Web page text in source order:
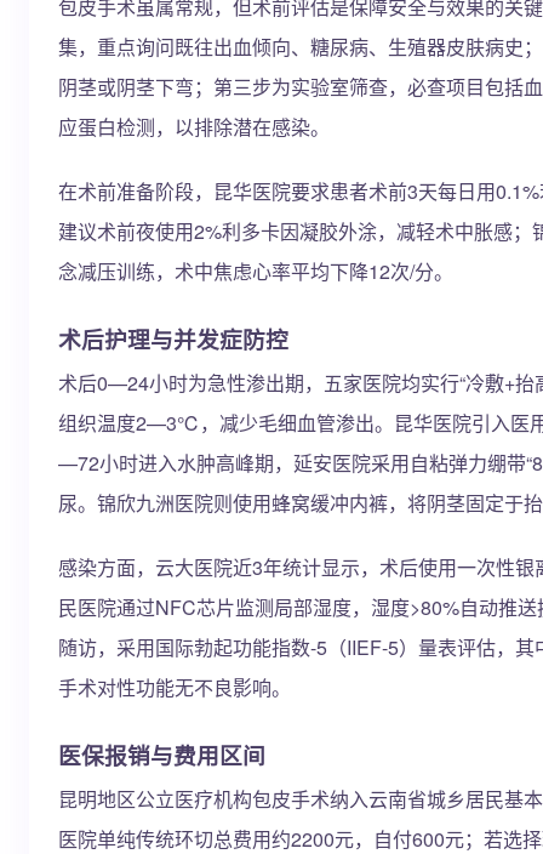
包皮手术虽属常规，但术前评估是保障安全与效果的关
集，重点询问既往出血倾向、糖尿病、生殖器皮肤病史
阴茎或阴茎下弯；第三步为实验室筛查，必查项目包括
应蛋白检测，以排除潜在感染。
在术前准备阶段，昆华医院要求患者术前3天每日用
建议术前夜使用2%利多卡因凝胶外涂，减轻术中胀感
念减压训练，术中焦虑心率平均下降12次/分。
术后护理与并发症防控
术后0—24小时为急性渗出期，五家医院均实行“冷敷+
组织温度2—3℃，减少毛细血管渗出。昆华医院引入医
—72小时进入水肿高峰期，延安医院采用自粘弹力绷带
尿。锦欣九洲医院则使用蜂窝缓冲内裤，将阴茎固定于
感染方面，云大医院近3年统计显示，术后使用一次性
民医院通过NFC芯片监测局部湿度，湿度>80%自动推
随访，采用国际勃起功能指数-5（IIEF-5）量表评估，
手术对性功能无不良影响。
医保报销与费用区间
昆明地区公立医疗机构包皮手术纳入云南省城乡居民基
医院单纯传统环切总费用约2200元，自付600元；若选